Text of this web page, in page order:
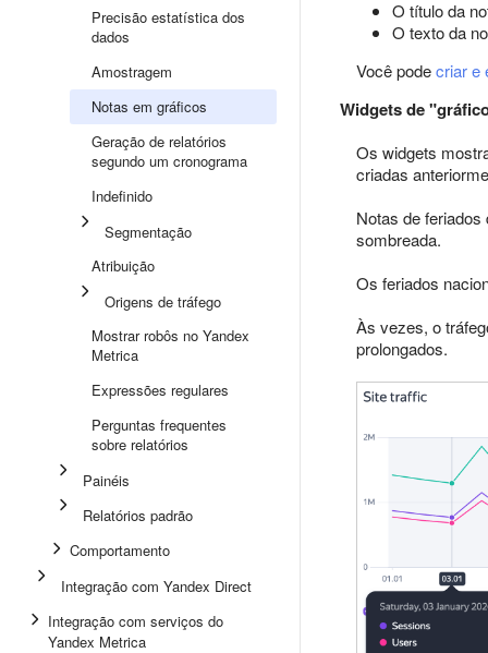
Precisão estatística dos
dados
Amostragem
Notas em gráficos
Geração de relatórios
segundo um cronograma
Indefinido
Segmentação
Atribuição
Origens de tráfego
Mostrar robôs no Yandex
Metrica
Expressões regulares
Perguntas frequentes
sobre relatórios
Painéis
Relatórios padrão
Comportamento
Integração com Yandex Direct
Integração com serviços do
Yandex Metrica
O título da
O texto da
Você podecriar e
Widgets de
Os widgets
criadas
Notas de
sombreada.
Os feriados
Às vezes, o
prolongados.